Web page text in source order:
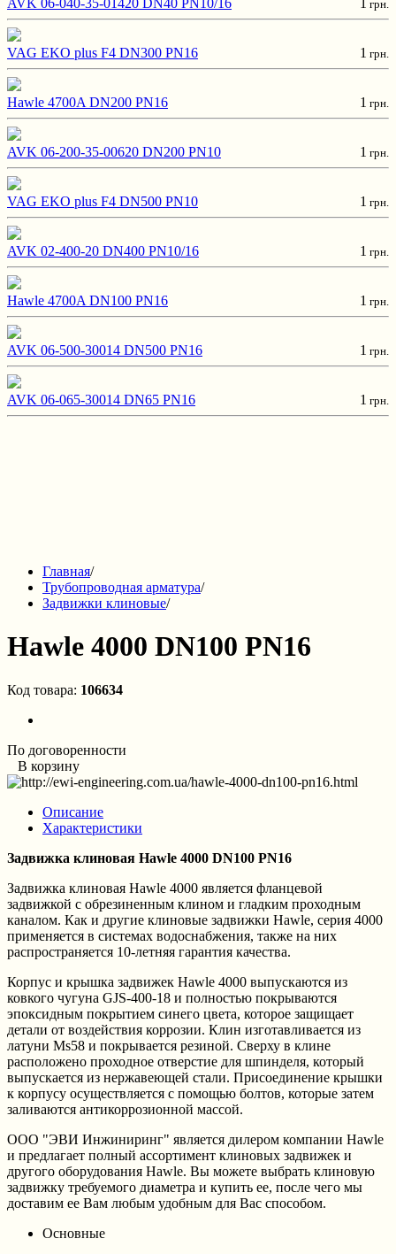
AVK 06-040-35-01420 DN40 PN10/16 грн.
VAG EKO plus F4 DN300 PN16 1 грн.
Hawle 4700A DN200 PN16 1 грн.
AVK 06-200-35-00620 DN200 PN10 1 грн.
VAG EKO plus F4 DN500 PN10 1 грн.
AVK 02-400-20 DN400 PN10/16 1 грн.
Hawle 4700A DN100 PN16 1 грн.
AVK 06-500-30014 DN500 PN16 1 грн.
AVK 06-065-30014 DN65 PN16 1 грн.
Главная/
Трубопроводная арматура/
Задвижки клиновые/
Hawle 4000 DN100 PN16
Код товара: 106634
По договоренности
В корзину
Описание
Характеристики
Задвижка клиновая Hawle 4000 DN100 PN16
Задвижка клиновая Hawle 4000 является фланцевой
задвижкой с обрезиненным клином и гладким проходным
каналом. Как и другие клиновые задвижки Hawle, серия 4000
применяется в системах водоснабжения, также на них
распространяется 10-летняя гарантия качества.
Корпус и крышка задвижек Hawle 4000 выпускаются из
ковкого чугуна GJS-400-18 и полностью покрываются
эпоксидным покрытием синего цвета, которое защищает
детали от воздействия коррозии. Клин изготавливается из
латуни Ms58 и покрывается резиной. Сверху в клине
расположено проходное отверстие для шпинделя, который
выпускается из нержавеющей стали. Присоединение крышки
к корпусу осуществляется с помощью болтов, которые затем
заливаются антикоррозионной массой.
ООО "ЭВИ Инжиниринг" является дилером компании Hawle
и предлагает полный ассортимент клиновых задвижек и
другого оборудования Hawle. Вы можете выбрать клиновую
задвижку требуемого диаметра и купить ее, после чего мы
доставим ее Вам любым удобным для Вас способом.
Основные